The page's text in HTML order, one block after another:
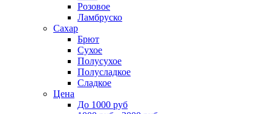
Розовое
Ламбруско
Сахар
Брют
Сухое
Полусухое
Полусладкое
Сладкое
Цена
До 1000 руб